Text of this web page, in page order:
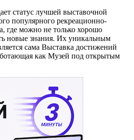
статус лучшей выставочной
популярного рекреационно-
где можно не только хорошо
новые знания. Их уникальным
сама Выставка достижений
как Музей под открытым